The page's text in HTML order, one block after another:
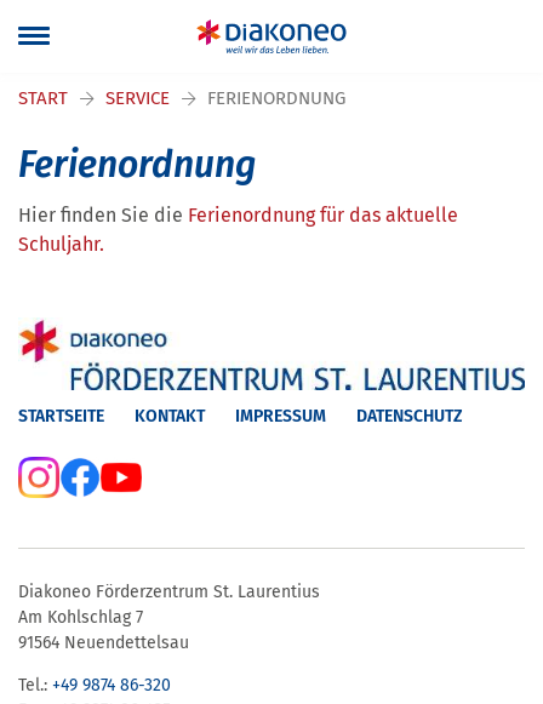
START SERVICE FERIENORDNUNG
Ferienordnung
Hier finden Sie die Ferienordnung für das aktuelle
Schuljahr.
STARTSEITE KONTAKT IMPRESSUM DATENSCHUTZ
Diakoneo Förderzentrum St. Laurentius
Am Kohlschlag 7
91564 Neuendettelsau
Tel.: +49 9874 86-320